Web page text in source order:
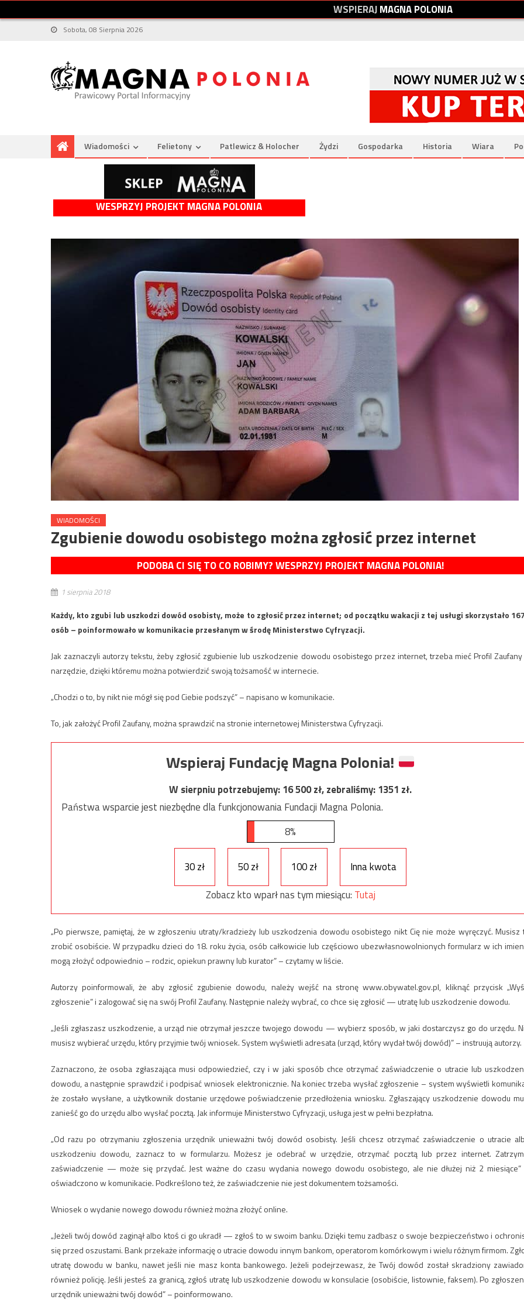
WSPIERAJMAGNAPOLONIA
Sobota, 08 Sierpnia 2026
Wiadomości Felietony Patlewicz & Holocher Żydzi Gospodarka Historia Wiara
WESPRZYJ PROJEKT MAGNA POLONIA
WIADOMOŚCI
Zgubienie dowodu osobistego można zgłosić przez internet
PODOBA CI SIĘ TO CO ROBIMY? WESPRZYJ PROJEKT MAGNA POLONIA!
1 sierpnia 2018
Każdy, kto zgubi lub uszkodzi dowód osobisty, może to zgłosić przez internet; od początku wakacji z tej usługi skorzystało
osób – poinformowało w komunikacie przesłanym w środę Ministerstwo Cyfryzacji.
Jak zaznaczyli autorzy tekstu, żeby zgłosić zgubienie lub uszkodzenie dowodu osobistego przez internet, trzeba mieć Profil
narzędzie, dzięki któremu można potwierdzić swoją tożsamość w internecie.
„Chodzi o to, by nikt nie mógł się pod Ciebie podszyć” – napisano w komunikacie.
To, jak założyć Profil Zaufany, można sprawdzić na stronie internetowej Ministerstwa Cyfryzacji.
Wspieraj Fundację Magna Polonia!
W sierpniu potrzebujemy:16 500zł, zebraliśmy:1351 zł.
Państwa wsparcie jest niezbędne dla funkcjonowania Fundacji Magna Polonia.
8%
30 zł 50 zł 100 zł
Inna kwota
Zobacz kto wparł nas tym miesiącu: Tutaj
„Po pierwsze, pamiętaj, że w zgłoszeniu utraty/kradzieży lub uszkodzenia dowodu osobistego nikt Cię nie może wyręczyć. Musisz
zrobić osobiście. W przypadku dzieci do 18. roku życia, osób całkowicie lub częściowo ubezwłasnowolnionych formularz w ich
mogą złożyć odpowiednio – rodzic, opiekun prawny lub kurator” – czytamy w liście.
Autorzy poinformowali, że aby zgłosić zgubienie dowodu, należy wejść na stronę www.obywatel.gov.pl, kliknąć przycisk
zgłoszenie” i zalogować się na swój Profil Zaufany. Następnie należy wybrać, co chce się zgłosić — utratę lub uszkodzenie dowodu.
„Jeśli zgłaszasz uszkodzenie, a urząd nie otrzymał jeszcze twojego dowodu — wybierz sposób, w jaki dostarczysz go do urzędu.
musisz wybierać urzędu, który przyjmie twój wniosek. System wyświetli adresata (urząd, który wydał twój dowód)” – instruują autorzy.
Zaznaczono, że osoba zgłaszająca musi odpowiedzieć, czy i w jaki sposób chce otrzymać zaświadczenie o utracie lub
dowodu, a następnie sprawdzić i podpisać wniosek elektronicznie. Na koniec trzeba wysłać zgłoszenie – system wyświetli
że zostało wysłane, a użytkownik dostanie urzędowe poświadczenie przedłożenia wniosku. Zgłaszający uszkodzenie dowodu
zanieść go do urzędu albo wysłać pocztą. Jak informuje Ministerstwo Cyfryzacji, usługa jest w pełni bezpłatna.
„Od razu po otrzymaniu zgłoszenia urzędnik unieważni twój dowód osobisty. Jeśli chcesz otrzymać zaświadczenie o utracie
uszkodzeniu dowodu, zaznacz to w formularzu. Możesz je odebrać w urzędzie, otrzymać pocztą lub przez internet.
zaświadczenie — może się przydać. Jest ważne do czasu wydania nowego dowodu osobistego, ale nie dłużej niż 2
oświadczono w komunikacie. Podkreślono też, że zaświadczenie nie jest dokumentem tożsamości.
Wniosek o wydanie nowego dowodu również można złożyć online.
„Jeżeli twój dowód zaginął albo ktoś ci go ukradł — zgłoś to w swoim banku. Dzięki temu zadbasz o swoje bezpieczeństwo i
się przed oszustami. Bank przekaże informację o utracie dowodu innym bankom, operatorom komórkowym i wielu różnym firmom.
utratę dowodu w banku, nawet jeśli nie masz konta bankowego. Jeżeli podejrzewasz, że Twój dowód został skradziony
również policję. Jeśli jesteś za granicą, zgłoś utratę lub uszkodzenie dowodu w konsulacie (osobiście, listownie, faksem). Po
urzędnik unieważni twój dowód” – poinformowano.